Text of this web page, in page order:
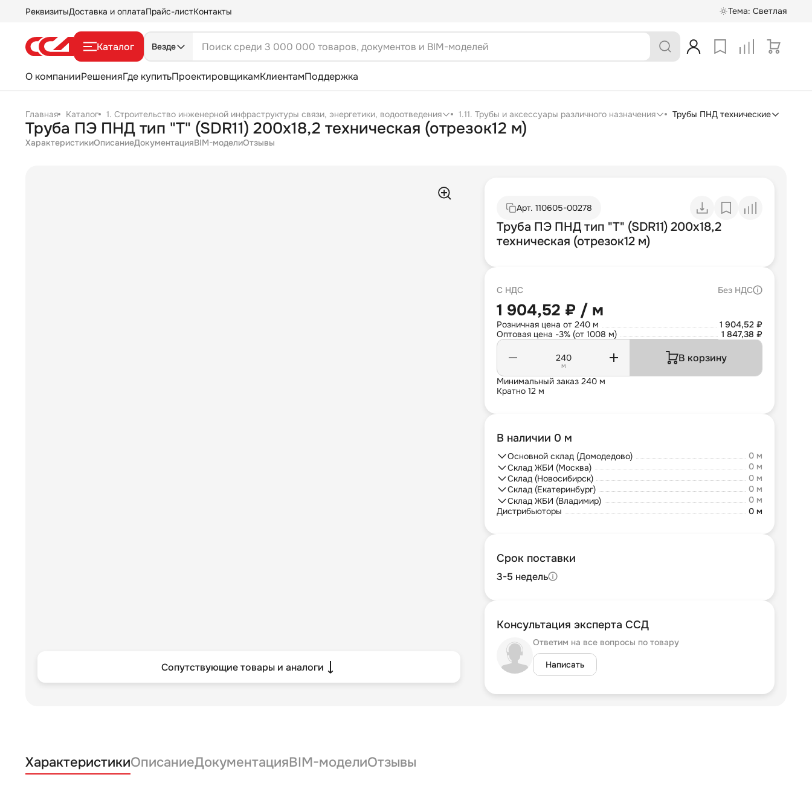
РеквизитыДоставка и оплатаПрайс-листКонтакты Тема: Светлая
Каталог Везде
О компанииРешенияГде купитьПроектировщикамКлиентамПоддержка
Главная Каталог 1. Строительство инженерной инфраструктуры связи, энергетики, водоотведения 1.11. Трубы и аксессуары различного назначения Трубы ПНД технические
Труба ПЭ ПНД тип "Т" (SDR11) 200х18,2 техническая (отрезок12 м)
ХарактеристикиОписаниеДокументацияBIM-моделиОтзывы
Сопутствующие товары и аналоги
Арт. 110605-00278
Труба ПЭ ПНД тип "Т" (SDR11) 200х18,2
техническая (отрезок12 м)
С НДС Без НДС
1 904,52 ₽ / м
Розничная цена от 240 м
1 904,52 ₽
Оптовая цена -3% (от 1008 м)
1 847,38 ₽
м
В корзину
Минимальный заказ 240 м
Кратно 12 м
В наличии 0 м
Основной склад (Домодедово)
0 м
Склад ЖБИ (Москва)
0 м
Склад (Новосибирск)
0 м
Склад (Екатеринбург)
0 м
Склад ЖБИ (Владимир)
0 м
Дистрибьюторы
0 м
Срок поставки
3-5 недель
Консультация эксперта ССД
Ответим на все вопросы по товару
Написать
ХарактеристикиОписаниеДокументацияBIM-моделиОтзывы